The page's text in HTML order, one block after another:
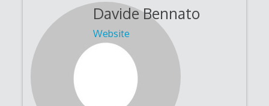
Davide Bennato
Website